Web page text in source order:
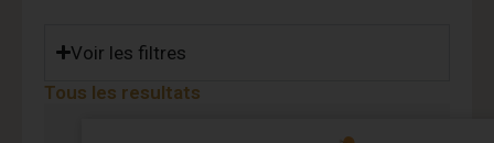
Voir les filtres
Tous les resultats